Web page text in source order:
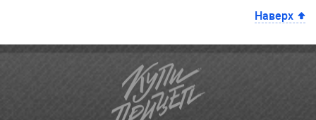
Наверх